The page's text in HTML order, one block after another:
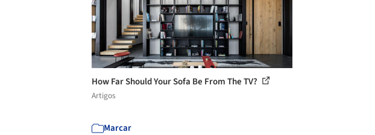
How Far Should Your Sofa Be From The TV?
Artigos
Marcar